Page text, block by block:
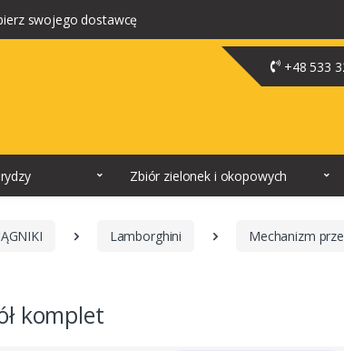
swojego dostawcę
+48 533
Zbiór zielonek i okopowych
Lamborghini Mechanizm
komplet